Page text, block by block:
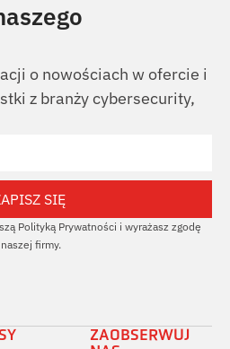
o nowościach w ofercie i
z branży cybersecurity,
SIĘ
Polityką Prywatności i wyrażasz zgodę
firmy.
ZAOBSERWUJ